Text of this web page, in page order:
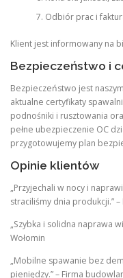
Odbiór prac i
Klient jest informowany na
Bezpieczeństwo i
Bezpieczeństwo jest
aktualne certyfikaty
podnośniki i rusztowania
pełne ubezpieczenie OC
przygotowujemy plan
Opinie klientów
„Przyjechali w nocy i
straciliśmy dnia produkcji.”
„Szybka i solidna naprawa
Wołomin
„Mobilne spawanie bez
pieniędzy.” – Firma